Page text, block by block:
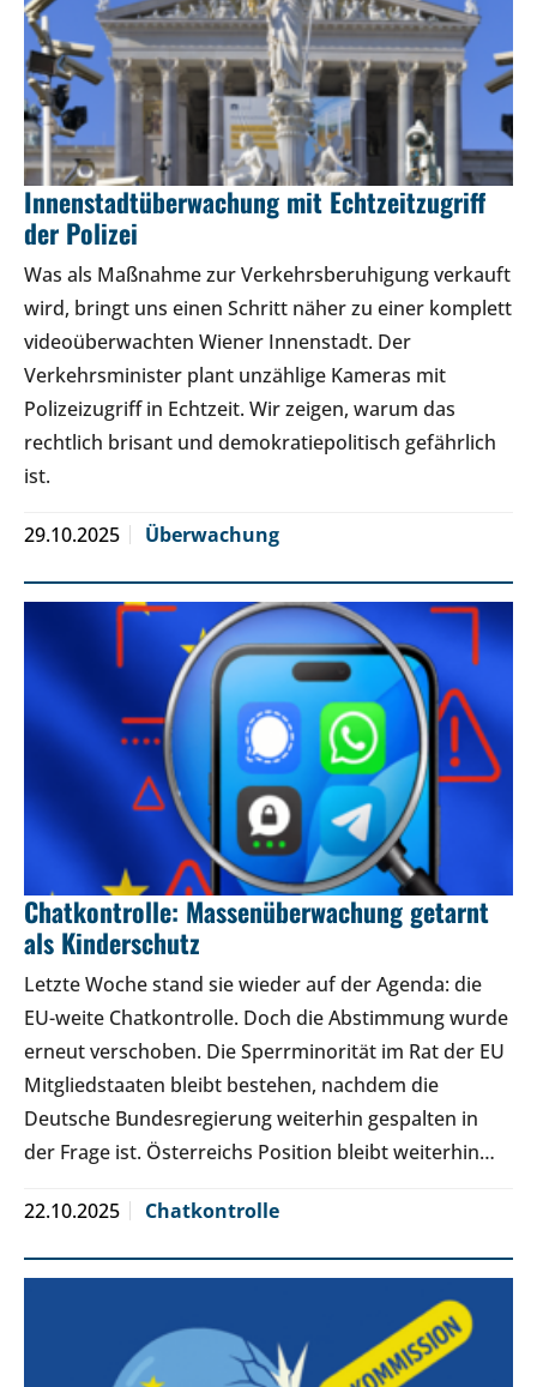
Innenstadtüberwachung mit Echtzeitzugriff
der Polizei
Was als Maßnahme zur Verkehrsberuhigung verkauft
wird, bringt uns einen Schritt näher zu einer komplett
videoüberwachten Wiener Innenstadt. Der
Verkehrsminister plant unzählige Kameras mit
Polizeizugriff in Echtzeit. Wir zeigen, warum das
rechtlich brisant und demokratiepolitisch gefährlich
ist.
29.10.2025 Überwachung
Chatkontrolle: Massenüberwachung getarnt
als Kinderschutz
Letzte Woche stand sie wieder auf der Agenda: die
EU-weite Chatkontrolle. Doch die Abstimmung wurde
erneut verschoben. Die Sperrminorität im Rat der EU
Mitgliedstaaten bleibt bestehen, nachdem die
Deutsche Bundesregierung weiterhin gespalten in
der Frage ist. Österreichs Position bleibt weiterhin…
22.10.2025 Chatkontrolle